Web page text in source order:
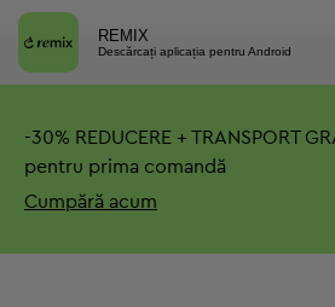
REMIX
Descărcați aplicația pentru Android
-30% REDUCERE + TRANSPORT
pentru prima comandă
Cumpără acum